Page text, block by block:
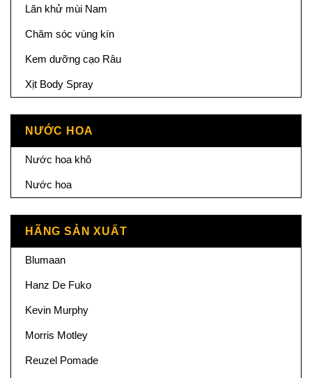
Lăn khử mùi Nam
Chăm sóc vùng kín
Kem dưỡng cạo Râu
Xịt Body Spray
NƯỚC HOA
Nước hoa khô
Nước hoa
HÃNG SẢN XUẤT
Blumaan
Hanz De Fuko
Kevin Murphy
Morris Motley
Reuzel Pomade